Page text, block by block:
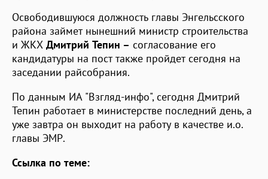
Освободившуюся должность главы Энгельсского
района займет нынешний министр строительства
и ЖКХ Дмитрий Тепин – согласование его
кандидатуры на пост также пройдет сегодня на
заседании райсобрания.
По данным ИА "Взгляд-инфо", сегодня Дмитрий
Тепин работает в министерстве последний день, а
уже завтра он выходит на работу в качестве и.о.
главы ЭМР.
Ссылка по теме: